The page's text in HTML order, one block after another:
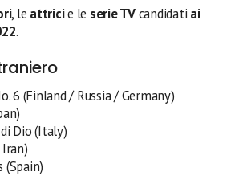
, le attricie le serie TVcandidati ai
.
6 (Finland / Russia / Germany)
Dio (Italy)
(Spain)